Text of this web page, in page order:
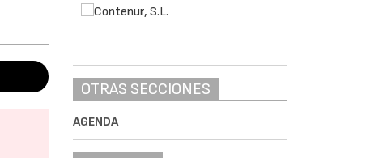
OTRAS SECCIONES
AGENDA